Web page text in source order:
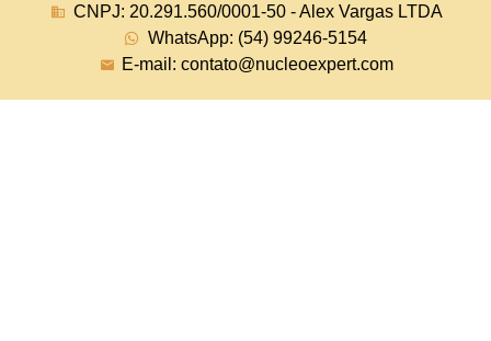
CNPJ: 20.291.560/0001-50 - Alex Vargas LTDA
WhatsApp: (54) 99246-5154
E-mail: contato@nucleoexpert.com